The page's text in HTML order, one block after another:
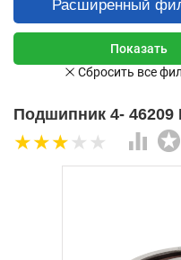
Расширенный
Подшипник 4- 46209